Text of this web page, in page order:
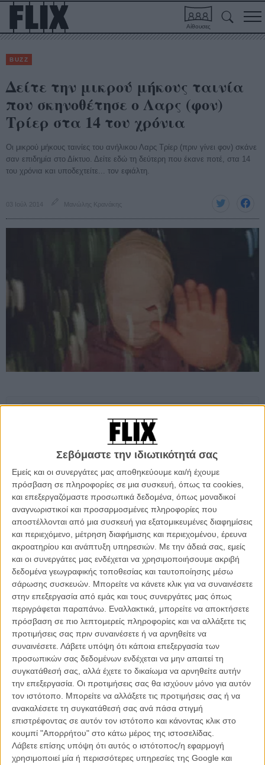
Σεβόμαστε την ιδιωτικότητά σας
Εμείς και οι συνεργάτες μας αποθηκεύουμε και/ή έχουμε
πρόσβαση σε πληροφορίες σε μια συσκευή, όπως τα cookies,
και επεξεργαζόμαστε προσωπικά δεδομένα, όπως μοναδικοί
αναγνωριστικοί και προσαρμοσμένες πληροφορίες που
αποστέλλονται από μια συσκευή για εξατομικευμένες διαφημίσεις
και περιεχόμενο, μέτρηση διαφήμισης και περιεχομένου, έρευνα
ακροατηρίου και ανάπτυξη υπηρεσιών. Με την άδειά σας, εμείς
και οι συνεργάτες μας ενδέχεται να χρησιμοποιήσουμε ακριβή
δεδομένα γεωγραφικής τοποθεσίας και ταυτοποίησης μέσω
σάρωσης συσκευών. Μπορείτε να κάνετε κλικ για να συναινέσετε
στην επεξεργασία από εμάς και τους συνεργάτες μας όπως
περιγράφεται παραπάνω. Εναλλακτικά, μπορείτε να αποκτήσετε
πρόσβαση σε πιο λεπτομερείς πληροφορίες και να αλλάξετε τις
προτιμήσεις σας πριν συναινέσετε ή να αρνηθείτε να
συναινέσετε. Λάβετε υπόψη ότι κάποια επεξεργασία των
προσωπικών σας δεδομένων ενδέχεται να μην απαιτεί τη
συγκατάθεσή σας, αλλά έχετε το δικαίωμα να αρνηθείτε αυτήν
την επεξεργασία. Οι προτιμήσεις σας θα ισχύουν μόνο για αυτόν
τον ιστότοπο. Μπορείτε να αλλάξετε τις προτιμήσεις σας ή να
ανακαλέσετε τη συγκατάθεσή σας ανά πάσα στιγμή
επιστρέφοντας σε αυτόν τον ιστότοπο και κάνοντας κλικ στο
κουμπί "Απορρήτου" στο κάτω μέρος της ιστοσελίδας.
Λάβετε επίσης υπόψη ότι αυτός ο ιστότοπος/η εφαρμογή
χρησιμοποιεί μία ή περισσότερες υπηρεσίες της Google και
Αίθουσες
BUZZ
Δείτε την μικρού μήκους ταινία
που σκηνοθέτησε ο Λαρς (φον)
Τρίερ στα 14 του χρόνια
Οι μικρού μήκους ταινίες του ανήλικου Λαρς Τρίερ (πριν γίνει φον) σκάνε
σαν επιδημία στο Δίκτυο. Δείτε εδώ τη δεύτερη που έκανε ποτέ, στα 14
του χρόνια και υποδεχτείτε... τον εφιάλτη.
03 Ιούλ 2014 Μανώλης Κρανάκης
Google
ποδηλάτη. Το αγόρι ξεκινάει να τρέχει για να γλιτώσει, αλλά ο
φορτηγατζής - με το πρόσωπό του γεμάτο γάζες - θα τον κυνηγήσει
μέχρι να εξασφαλίσει με κάθε τρόπο τη σιωπή του...
Καλωσήρθατε στο σύμπαν του 14χρονου Λαρς (φον) Τρίερ και σε
μια ακόμη ταινία μικρού μήκους -μετά από την εμφάνιση της
επονομαζόμενης ως πρώτης του ταινίας, που κυκλοφόρησε στο
Δίκτυο πριν από λίγες εβδομάδες για να πείσει πως ο τρομερός
Δανός ήταν ανήσυχος ήδη από τα γενοφάσκια του.
Πιο κοντά στο εφιαλτικά ονειρεμένο σύμπαν του το φιλμ με τον
μακροσκελή τίτλο: «Why Try To Escape From Which You Know You
Can’t Escape From? Because You Are A Coward!» είναι γυρισμένο
και αυτό με κάμερα Super 8 και κυκλοφορεί ανάμεσά μας προς
γνώση και συμμόρφωση.
Δείτε το εδώ: